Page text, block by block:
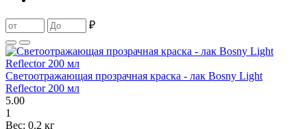
₽
Светоотражающая прозрачная краска - лак Bosny Light
Reflector 200 мл
5.00
1
Вес: 0.2 кг